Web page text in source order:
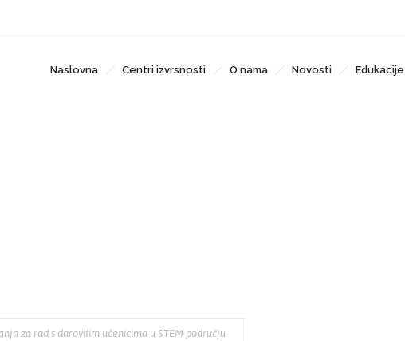
Naslovna Centri izvrsnosti O nama Novosti Edukacije
za rad s darovitim učenicima u STEM području